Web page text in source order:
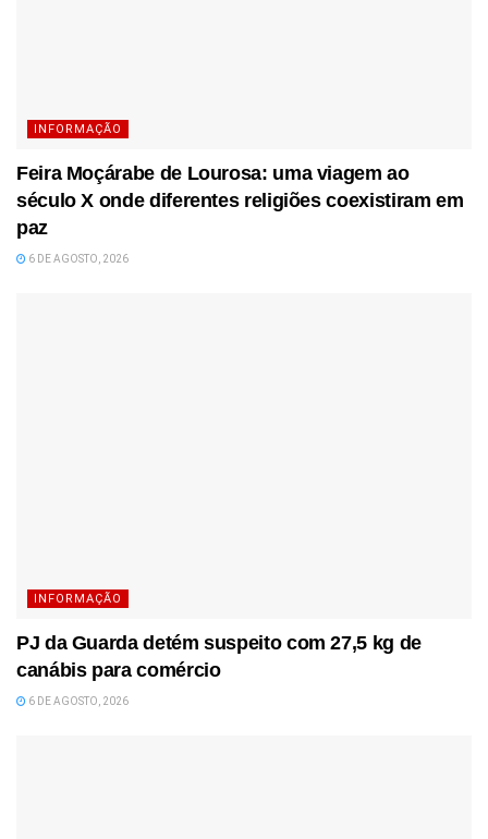
INFORMAÇÃO
Feira Moçárabe de Lourosa: uma viagem ao
século X onde diferentes religiões coexistiram em
paz
6 DE AGOSTO, 2026
INFORMAÇÃO
PJ da Guarda detém suspeito com 27,5 kg de
canábis para comércio
6 DE AGOSTO, 2026